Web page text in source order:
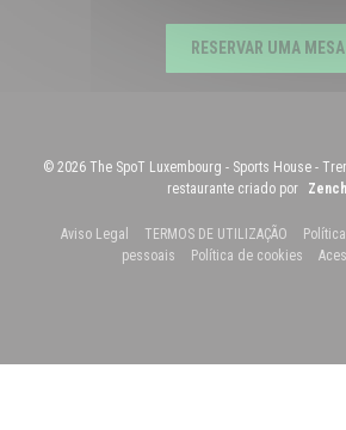
RESERVAR UMA MESA
© 2026 The SpoT Luxembourg - Sports House -
restaurante criado por
Aviso Legal ((abre numa nova janela))
TERMOS DE UTILIZAÇÃO((abre
pessoais ((abre numa nova janela))
Política de cookies ((abre